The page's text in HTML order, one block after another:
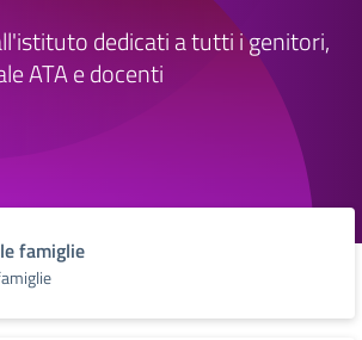
dedicati a tutti i genitori,
ATA e docenti
famiglie